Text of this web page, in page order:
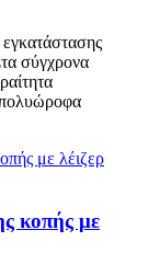
σύγχρονα
πολυώροφα
κοπής με